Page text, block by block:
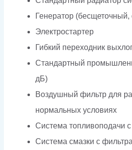
Генератор
Электростартер
Гибкий переходник
Стандартный
дБ)
Воздушный фильтр для
нормальных условиях
Система топливоподачи
Система смазки с